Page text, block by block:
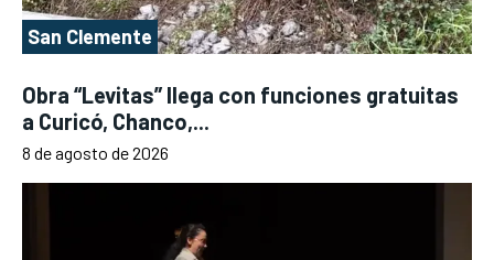
San Clemente
Obra “Levitas” llega con funciones gratuitas
a Curicó, Chanco,...
8 de agosto de 2026